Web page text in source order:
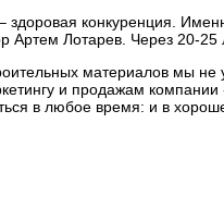
конкуренция.
Артем Лотарев. Через 20-
материалов мы
и продажам
в любое время: и в